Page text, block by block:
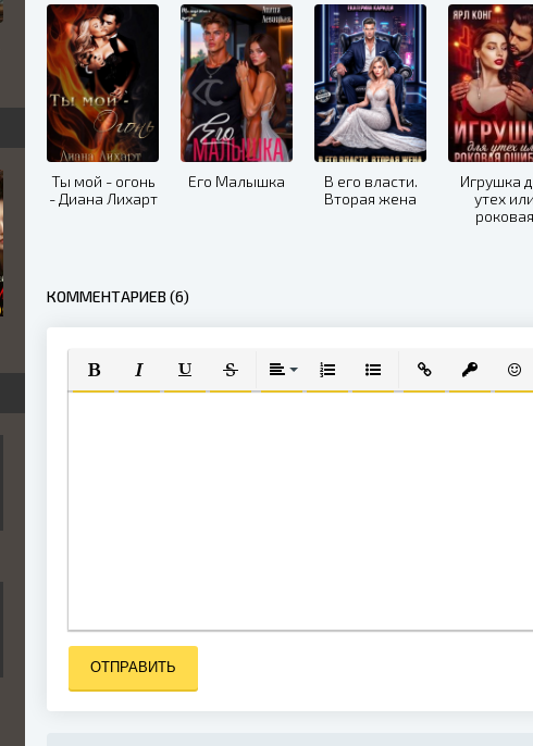
Ты мой - огонь
- Диана Лихарт
Его Малышка
В его власти.
Вторая жена
Игрушка
утех или
роковая
КОММЕНТАРИЕВ (6)
ПОЛУЖИРНЫЙ
КУРСИВПОДЧЕРКНУТЫЙ
ЗАЧЕРКНУТЫЙВЫРАВНИВАНИЕ
НУМЕРОВАННЫЙ СПИСОК
МАРКИРОВАННЫЙ
ВСТАВИТЬ
ОТПРАВИТЬ